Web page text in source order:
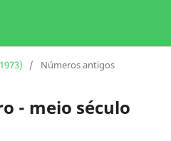
/ Números antigos
- meio século